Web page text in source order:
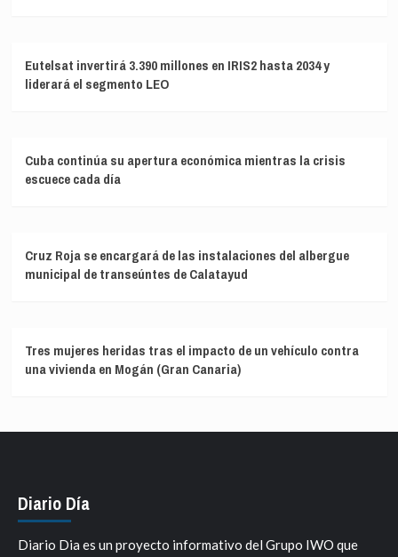
Eutelsat invertirá 3.390 millones en IRIS2 hasta 2034 y
liderará el segmento LEO
Cuba continúa su apertura económica mientras la crisis
escuece cada día
Cruz Roja se encargará de las instalaciones del albergue
municipal de transeúntes de Calatayud
Tres mujeres heridas tras el impacto de un vehículo contra
una vivienda en Mogán (Gran Canaria)
Diario Día
Diario Dia es un proyecto informativo del Grupo IWO que